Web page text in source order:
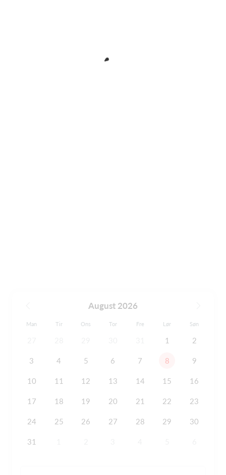
August 2026
Man Tir Ons Tor Fre Lør Søn
1 2
3 4 5 6 7 8 9
10 11 12 13 14 15 16
17 18 19 20 21 22 23
24 25 26 27 28 29 30
31